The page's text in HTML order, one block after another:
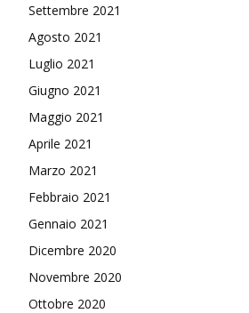
Settembre 2021
Agosto 2021
Luglio 2021
Giugno 2021
Maggio 2021
Aprile 2021
Marzo 2021
Febbraio 2021
Gennaio 2021
Dicembre 2020
Novembre 2020
Ottobre 2020